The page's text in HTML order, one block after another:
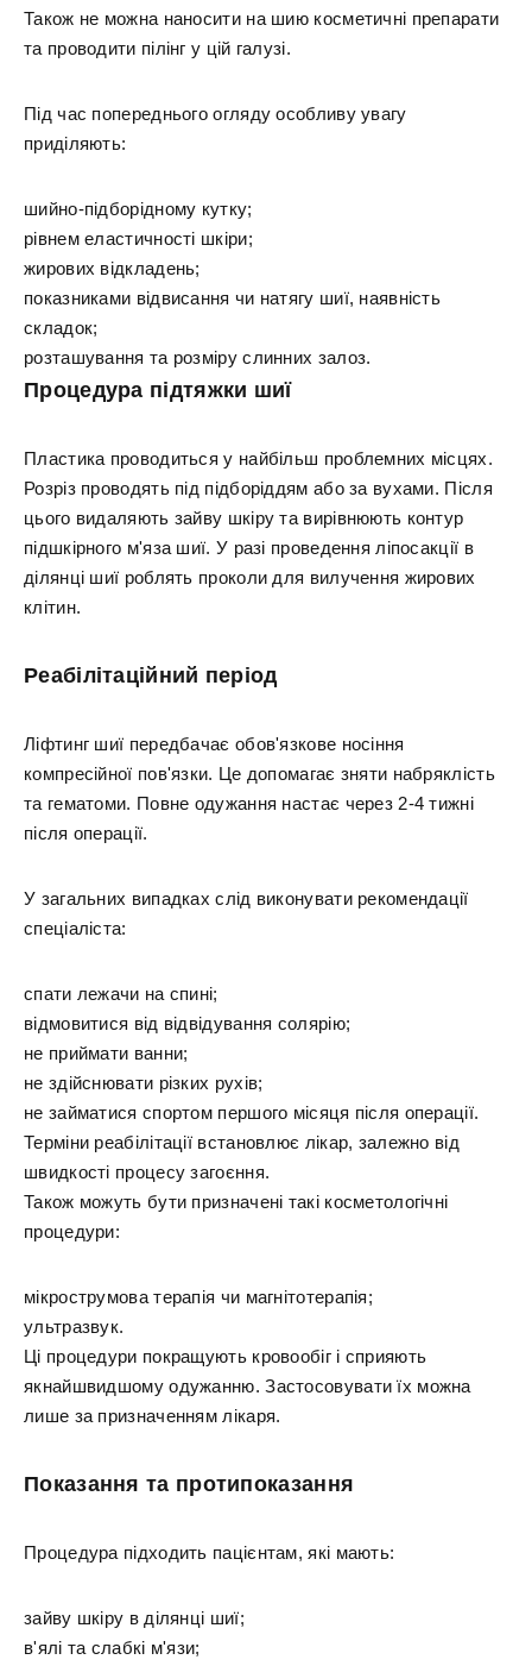
Також не можна наносити на шию косметичні препарати
та проводити пілінг у цій галузі.
Під час попереднього огляду особливу увагу
приділяють:
шийно-підборідному кутку;
рівнем еластичності шкіри;
жирових відкладень;
показниками відвисання чи натягу шиї, наявність
складок;
розташування та розміру слинних залоз.
Процедура підтяжки шиї
Пластика проводиться у найбільш проблемних місцях.
Розріз проводять під підборіддям або за вухами. Після
цього видаляють зайву шкіру та вирівнюють контур
підшкірного м'яза шиї. У разі проведення ліпосакції в
ділянці шиї роблять проколи для вилучення жирових
клітин.
Реабілітаційний період
Ліфтинг шиї передбачає обов'язкове носіння
компресійної пов'язки. Це допомагає зняти набряклість
та гематоми. Повне одужання настає через 2-4 тижні
після операції.
У загальних випадках слід виконувати рекомендації
спеціаліста:
спати лежачи на спині;
відмовитися від відвідування солярію;
не приймати ванни;
не здійснювати різких рухів;
не займатися спортом першого місяця після операції.
Терміни реабілітації встановлює лікар, залежно від
швидкості процесу загоєння.
Також можуть бути призначені такі косметологічні
процедури:
мікрострумова терапія чи магнітотерапія;
ультразвук.
Ці процедури покращують кровообіг і сприяють
якнайшвидшому одужанню. Застосовувати їх можна
лише за призначенням лікаря.
Показання та протипоказання
Процедура підходить пацієнтам, які мають:
зайву шкіру в ділянці шиї;
в'ялі та слабкі м'язи;